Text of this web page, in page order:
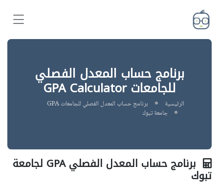
برنامج حساب المعدل الفصلي
للجامعات GPA Calculator
الرئيسية
برنامج حساب المعدل الفصلي للجامعات GPA
جامعة تبوك
برنامج حساب المعدل الفصلي GPA لجامعة
تبوك